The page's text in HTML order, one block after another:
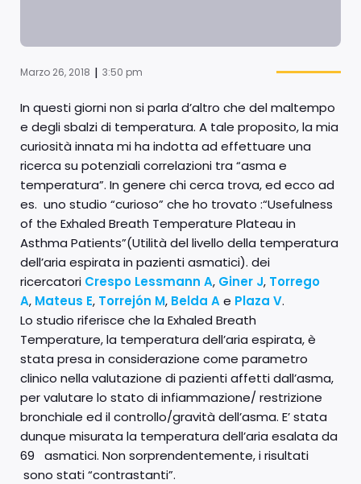
Marzo 26, 2018 | 3:50 pm
In questi giorni non si parla d’altro che del maltempo
e degli sbalzi di temperatura. A tale proposito, la mia
curiosità innata mi ha indotta ad effettuare una
ricerca su potenziali correlazioni tra “asma e
temperatura”. In genere chi cerca trova, ed ecco ad
es. uno studio “curioso” che ho trovato :“Usefulness
of the Exhaled Breath Temperature Plateau in
Asthma Patients”(Utilità del livello della temperatura
dell’aria espirata in pazienti asmatici). dei
ricercatori Crespo Lessmann A, Giner J, Torrego
A, Mateus E, Torrejón M, Belda Ae Plaza V.
Lo studio riferisce che la Exhaled Breath
Temperature, la temperatura dell’aria espirata, è
stata presa in considerazione come parametro
clinico nella valutazione di pazienti affetti dall’asma,
per valutare lo stato di infiammazione/ restrizione
bronchiale ed il controllo/gravità dell’asma. E’ stata
dunque misurata la temperatura dell’aria esalata da
69 asmatici. Non sorprendentemente, i risultati
sono stati “contrastanti”.